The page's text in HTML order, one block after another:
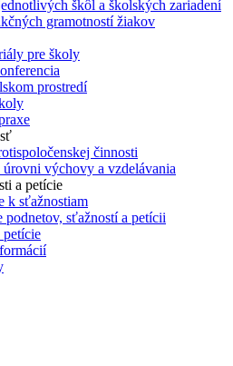
škôl a školských zariadení
gramotností žiakov
pre školy
prostredí
činnosti
úrovni výchovy a vzdelávania
a petície
k sťažnostiam
podnetov, sťažností a petícii
petície